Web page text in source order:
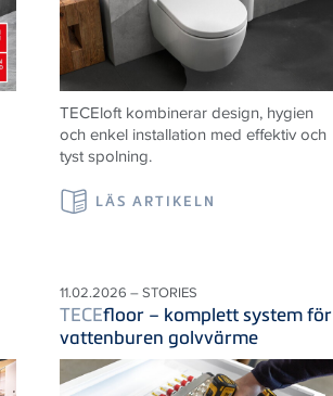
TECEloft kombinerar design, hygien
och enkel installation med effektiv och
tyst spolning.
LÄS ARTIKELN
11.02.2026 – STORIES
TECEfloor – komplett system för
vattenburen golvvärme